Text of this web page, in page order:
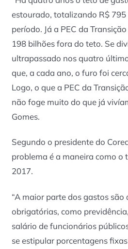
estourado, totalizando R$ 795
período. Já a PEC da
198 bilhões fora do teto. Se
ultrapassado nos quatro
que, a cada ano, o furo foi
Logo, o que a PEC da
não foge muito do que já
Gomes.
Segundo o presidente do
problema é a maneira como o
2017.
“A maior parte dos gastos são
obrigatórias, como
salário de funcionários
se estipular porcentagens